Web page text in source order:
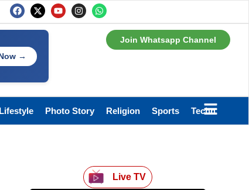
→
Join Whatsapp Channel
Lifestyle Photo Story Religion Sports Technology
Live TV